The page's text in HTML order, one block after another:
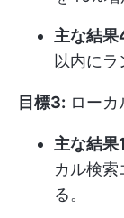
主な結果
以内にラ
目標3: ローカ
主な結果
カル検
る。